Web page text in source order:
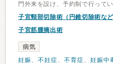
門外来を設け、予約制で行って
子宮頸部切除術（円錐切除術など
子宮筋腫摘出術
病気
妊娠、 不妊症、 不育症、 妊娠中